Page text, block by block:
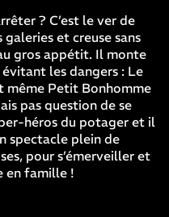
? C’est le ver de
et creuse sans
gros appétit. Il monte
les dangers : Le
même Petit Bonhomme
pas question de se
héros du potager et il
spectacle plein de
pour s’émerveiller et
en famille !